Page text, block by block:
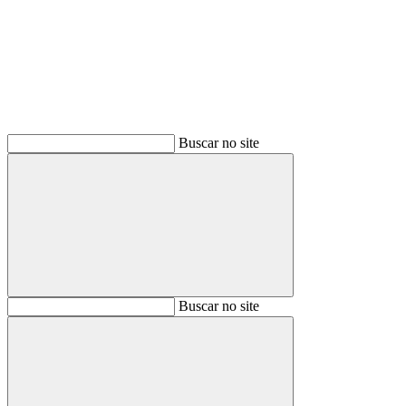
Buscar no site
BuscarBuscar no site